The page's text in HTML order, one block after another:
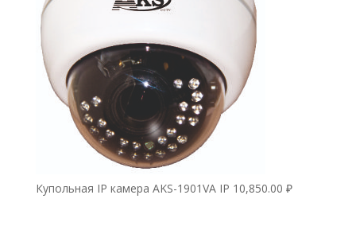
Купольная IP камера AKS-1901VA IP 10,850.00 ₽